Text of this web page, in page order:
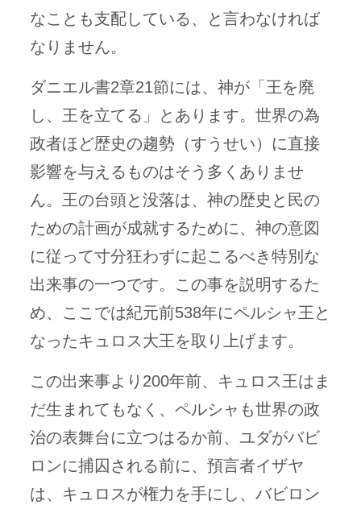
なことも支配している、と言わなければ
なりません。
ダニエル書2章21節には、神が「王を廃
し、王を立てる」とあります。世界の為
政者ほど歴史の趨勢（すうせい）に直接
影響を与えるものはそう多くありませ
ん。王の台頭と没落は、神の歴史と民の
ための計画が成就するために、神の意図
に従って寸分狂わずに起こるべき特別な
出来事の一つです。この事を説明するた
め、ここでは紀元前538年にペルシャ王と
なったキュロス大王を取り上げます。
この出来事より200年前、キュロス王はま
だ生まれてもなく、ペルシャも世界の政
治の表舞台に立つはるか前、ユダがバビ
ロンに捕囚される前に、預言者イザヤ
は、キュロスが権力を手にし、バビロン